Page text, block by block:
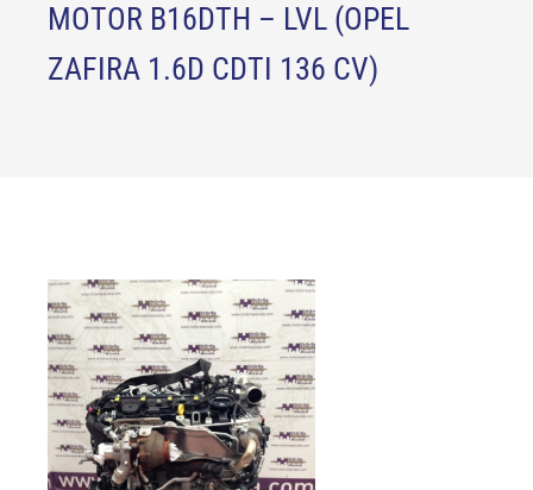
MOTOR B16DTH – LVL (OPEL
ZAFIRA 1.6D CDTI 136 CV)